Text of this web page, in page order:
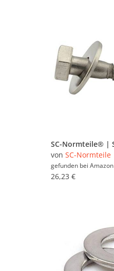
von SC-Normteile
gefunden bei Amazon
26,23 €